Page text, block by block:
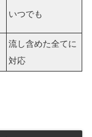
いつでも
流し含めた全てに
対応